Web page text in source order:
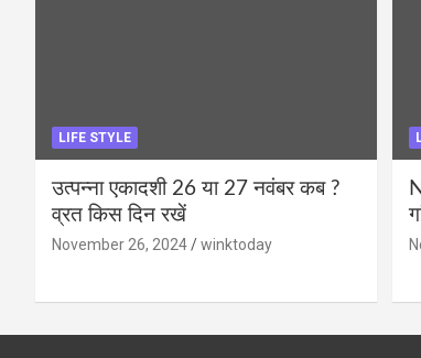
LIFE STYLE
उत्पन्ना एकादशी 26 या 27 नवंबर कब ?
व्रत किस दिन रखें
November 26, 2024 winktoday